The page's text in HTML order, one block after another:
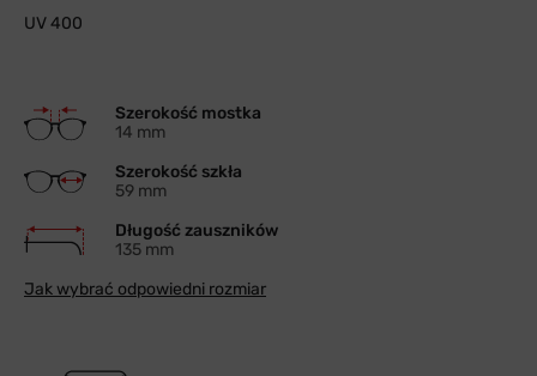
UV 400
Szerokość mostka
14 mm
Szerokość szkła
59 mm
Długość zauszników
135 mm
Jak wybrać odpowiedni rozmiar